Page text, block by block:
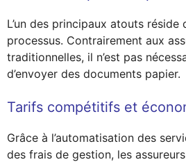
L’un des principaux atouts
processus. Contrairement aux
traditionnelles, il n’est pas
d’envoyer des documents papier.
Tarifs compétitifs et
Grâce à l’automatisation des
des frais de gestion, les